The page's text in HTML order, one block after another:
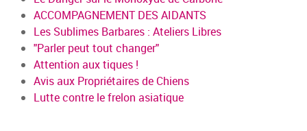
ACCOMPAGNEMENT DES AIDANTS
Les Sublimes Barbares : Ateliers Libres
"Parler peut tout changer"
Attention aux tiques !
Avis aux Propriétaires de Chiens
Lutte contre le frelon asiatique